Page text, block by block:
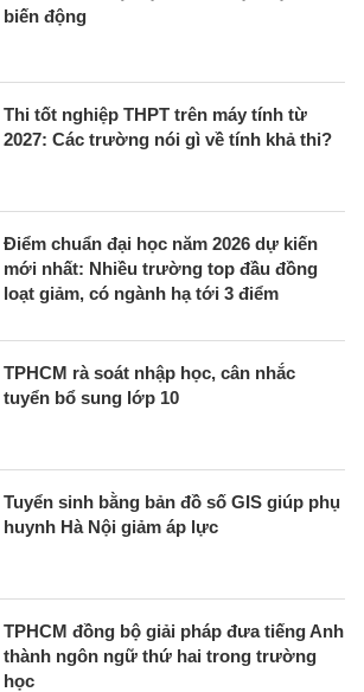
biến động
Thi tốt nghiệp THPT trên máy tính từ
2027: Các trường nói gì về tính khả thi?
Điểm chuẩn đại học năm 2026 dự kiến
mới nhất: Nhiều trường top đầu đồng
loạt giảm, có ngành hạ tới 3 điểm
TPHCM rà soát nhập học, cân nhắc
tuyển bổ sung lớp 10
Tuyển sinh bằng bản đồ số GIS giúp phụ
huynh Hà Nội giảm áp lực
TPHCM đồng bộ giải pháp đưa tiếng Anh
thành ngôn ngữ thứ hai trong trường
học